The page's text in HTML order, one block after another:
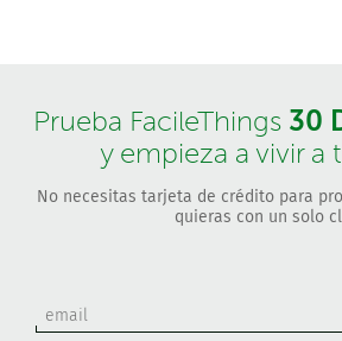
Prueba FacileThings 30
y empieza a vivir a
No necesitas tarjeta de crédito para
quieras con un solo